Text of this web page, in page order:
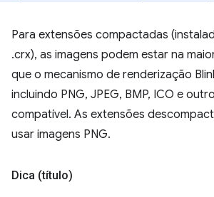
Para extensões compactadas
.crx), as imagens podem estar na
que o mecanismo de renderização
incluindo PNG, JPEG, BMP, ICO e
compatível. As extensões
usar imagens PNG.
Dica (título)